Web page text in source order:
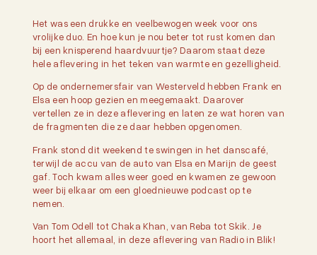
Het was een drukke en veelbewogen week voor ons
vrolijke duo. En hoe kun je nou beter tot rust komen dan
bij een knisperend haardvuurtje? Daarom staat deze
hele aflevering in het teken van warmte en gezelligheid.
Op de ondernemersfair van Westerveld hebben Frank en
Elsa een hoop gezien en meegemaakt. Daarover
vertellen ze in deze aflevering en laten ze wat horen van
de fragmenten die ze daar hebben opgenomen.
Frank stond dit weekend te swingen in het danscafé,
terwijl de accu van de auto van Elsa en Marijn de geest
gaf. Toch kwam alles weer goed en kwamen ze gewoon
weer bij elkaar om een gloednieuwe podcast op te
nemen.
Van Tom Odell tot Chaka Khan, van Reba tot Skik. Je
hoort het allemaal, in deze aflevering van Radio in Blik!